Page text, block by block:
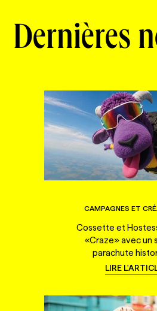
Dernières
CAMPAGNES ET
Cossette et
«Craze» avec un
parachute
LIRE